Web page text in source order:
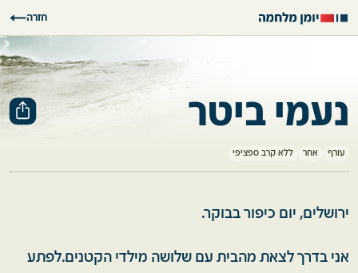
חזרה
נעמי ביטר
עורף אחר ללא קרב ספציפי
ירושלים, יום כיפור בבוקר.
אני בדרך לצאת מהבית עם שלושה מילדי הקטנים.לפתע